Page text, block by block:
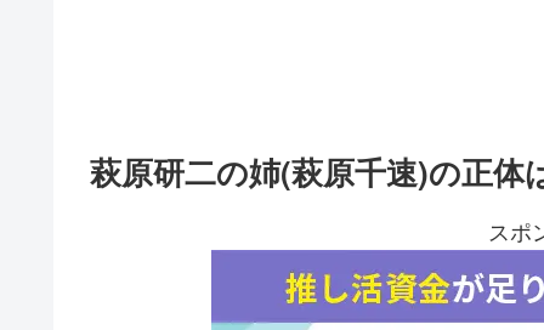
萩原研二の姉(萩原千速)の正
スポ